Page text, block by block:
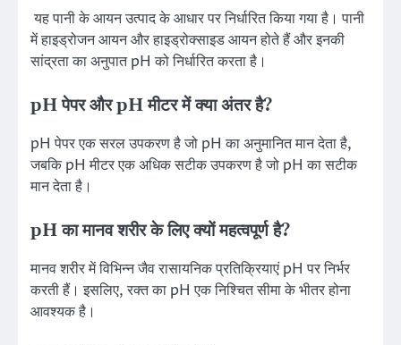
यह पानी के आयन उत्पाद के आधार पर निर्धारित किया गया है। पानी
में हाइड्रोजन आयन और हाइड्रोक्साइड आयन होते हैं और इनकी
सांद्रता का अनुपात pH को निर्धारित करता है।
pH पेपर और pH मीटर में क्या अंतर है?
pH पेपर एक सरल उपकरण है जो pH का अनुमानित मान देता है,
जबकि pH मीटर एक अधिक सटीक उपकरण है जो pH का सटीक
मान देता है।
pH का मानव शरीर के लिए क्यों महत्वपूर्ण है?
मानव शरीर में विभिन्न जैव रासायनिक प्रतिक्रियाएं pH पर निर्भर
करती हैं। इसलिए, रक्त का pH एक निश्चित सीमा के भीतर होना
आवश्यक है।